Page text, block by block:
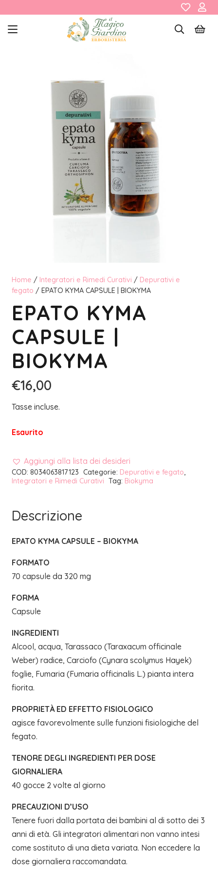
Home / Integratori e Rimedi Curativi / Depurativi e
fegato / EPATO KYMA CAPSULE | BIOKYMA
EPATO KYMA
CAPSULE |
BIOKYMA
€16,00
Tasse incluse.
Esaurito
Aggiungi alla lista dei desideri
COD: 8034063817123 Categorie: Depurativi e fegato
Integratori e Rimedi Curativi Tag: Biokyma
Descrizione
EPATO KYMA CAPSULE – BIOKYMA
FORMATO
70 capsule da 320 mg
FORMA
Capsule
INGREDIENTI
Alcool, acqua, Tarassaco (Taraxacum officinale
Weber) radice, Carciofo (Cynara scolymus Hayek)
foglie, Fumaria (Fumaria officinalis L.) pianta intera
fiorita.
PROPRIETÀ ED EFFETTO FISIOLOGICO
agisce favorevolmente sulle funzioni fisiologiche del
fegato.
TENORE DEGLI INGREDIENTI PER DOSE
GIORNALIERA
40 gocce 2 volte al giorno
PRECAUZIONI D’USO
Tenere fuori dalla portata dei bambini al di sotto dei 3
anni di età. Gli integratori alimentari non vanno intesi
come sostituto di una dieta variata. Non eccedere la
dose giornaliera raccomandata.